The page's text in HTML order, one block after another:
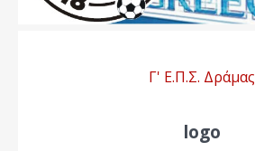
Γ' Ε.Π.Σ. Δράμας
logo